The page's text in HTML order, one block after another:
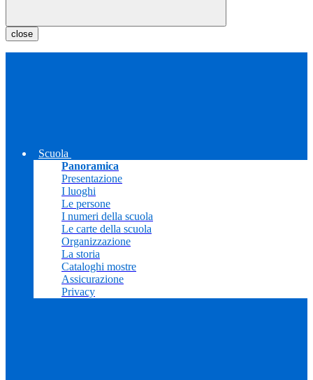
close
Scuola
Panoramica
Presentazione
I luoghi
Le persone
I numeri della scuola
Le carte della scuola
Organizzazione
La storia
Cataloghi mostre
Assicurazione
Privacy